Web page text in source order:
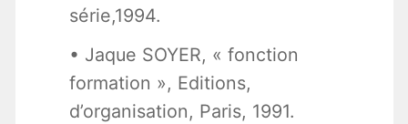
série,1994.
• Jaque SOYER, « fonction
formation », Editions,
d’organisation, Paris, 1991.